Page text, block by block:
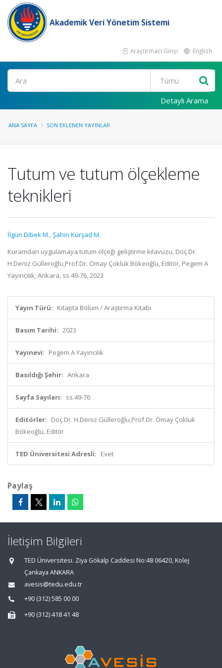
Akademik Veri Yönetim Sistemi
Araştırmacı Girişi English
Ara
Detaylı Arama
ANA SAYFA SON EKLENEN YAYINLAR
Tutum ve tutum ölçekleme
teknikleri
İlgün Dibek M.,Şahin Kürşad M.
Kuramdan uygulamaya tutum ölçeği geliştirme kılavuzu, Doç.Dr.
H.Deniz Gülleroğlu,Prof.Dr. Ömay Çokluk Bökeoğlu, Editör, Pegem A
Yayıncılık, Ankara, ss.49-76, 2023
Yayın Türü: Kitapta Bölüm / Araştırma Kitabı
Basım Tarihi: 2023
Yayınevi: Pegem A Yayıncılık
Basıldığı Şehir: Ankara
Sayfa Sayıları: ss.49-76
Editörler: Doç.Dr. H.Deniz Gülleroğlu,Prof.Dr. Ömay Çokluk
Bökeoğlu, Editör
TED Üniversitesi Adresli: Evet
Paylaş
İletişim Bilgileri
TED Üniversitesi. Ziya Gökalp Caddesi No:48 06420, Kolej
Çankaya ANKARA
avesis@tedu.edu.tr
+90 (312) 585 00 00
+90 (312) 418 41 48